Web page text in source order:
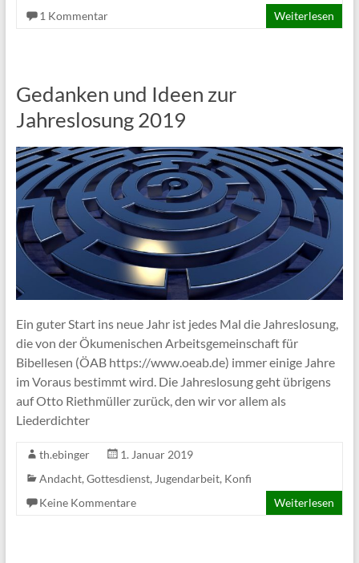
1 Kommentar
Weiterlesen
Gedanken und Ideen zur
Jahreslosung 2019
Ein guter Start ins neue Jahr ist jedes Mal die Jahreslosung,
die von der Ökumenischen Arbeitsgemeinschaft für
Bibellesen (ÖAB https://www.oeab.de) immer einige Jahre
im Voraus bestimmt wird. Die Jahreslosung geht übrigens
auf Otto Riethmüller zurück, den wir vor allem als
Liederdichter
th.ebinger
1. Januar 2019
Andacht, Gottesdienst, Jugendarbeit, Konfi
Keine Kommentare
Weiterlesen